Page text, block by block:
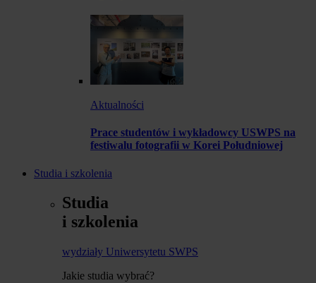
Aktualności
Prace studentów i wykładowcy USWPS na
festiwalu fotografii w Korei Południowej
Studia i szkolenia
Studia
i szkolenia
wydziały Uniwersytetu SWPS
Jakie studia wybrać?